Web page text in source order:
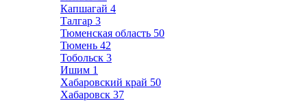
Капшагай 4
Талгар 3
Тюменская область 50
Тюмень 42
Тобольск 3
Ишим 1
Хабаровский край 50
Хабаровск 37